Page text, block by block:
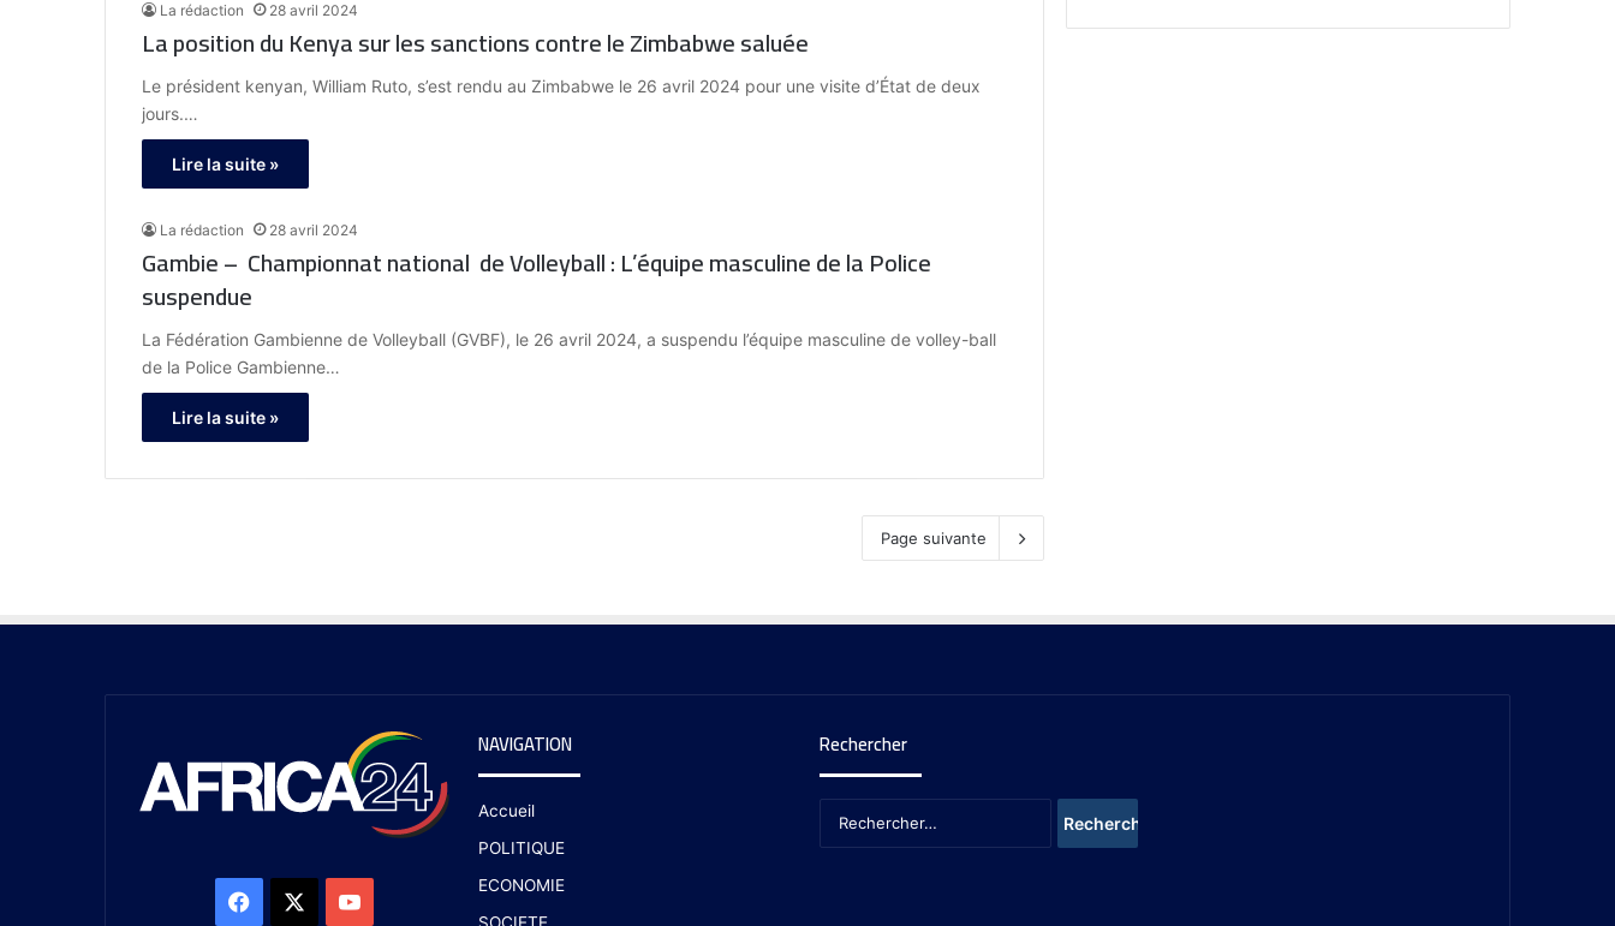
La rédaction 28 avril 2024
La position du Kenya sur les sanctions contre le Zimbabwe saluée
Le président kenyan, William Ruto, s’est rendu au Zimbabwe le 26 avril 2024 pour une visite d’État de deux
jours.…
Lire la suite »
La rédaction 28 avril 2024
Gambie – Championnat national de Volleyball : L’équipe masculine de la Police
suspendue
La Fédération Gambienne de Volleyball (GVBF), le 26 avril 2024, a suspendu l’équipe masculine de volley-ball
de la Police Gambienne…
Lire la suite »
Page suivante
NAVIGATION
Accueil
POLITIQUE
ECONOMIE
Rechercher